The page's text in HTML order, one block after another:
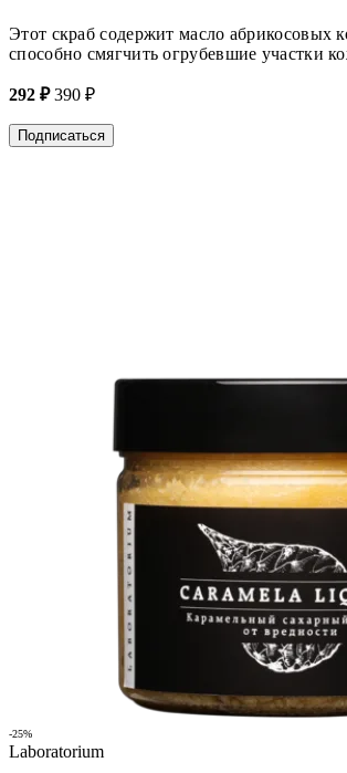
Этот скраб содержит масло абрикосовых
способно смягчить огрубевшие участки
292 ₽ 390 ₽
Подписаться
-25%
Laboratorium